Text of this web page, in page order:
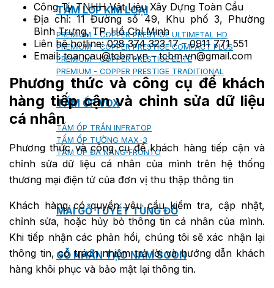
TẤM LỢP KIM LOẠI
PREMIUM - COPPER PRESTIGE ULTIMETAL HD
PREMIUM - COPPER PRESTIGE COMPACT PLUS
PREMIUM - COPPER PRESTIGE ELITE
PREMIUM - COPPER PRESTIGE TRADITIONAL
TẤM ỐP VOX
TẤM ỐP TRẦN INFRATOP
TẤM ỐP TƯỜNG MAX-3
TẤM ỐP ĐA NĂNG FRONTO
MÁI GỖ TUYẾT TÙNG ĐỎ
GỖ NHÂN TẠO NAM SOON
Công Ty TNHH Vật Liệu Xây Dựng Toàn Cầu
Địa chỉ: 11 Đường số 49, Khu phố 3, Phường
Bình Trưng, TP. Hồ Chí Minh
Liên hệ hotline: 028 374 323 17 – 0911 771 551
Email: toancau@tcbm.vn – tcbm.vn@gmail.com
Phương thức và công cụ để khách
hàng tiếp cận và chỉnh sửa dữ liệu
cá nhân
Phương thức và công cụ để khách hàng tiếp cận và
chỉnh sửa dữ liệu cá nhân của mình trên hệ thống
thương mại điện tử của đơn vị thu thập thông tin
Khách hàng có quyền yêu cầu kiểm tra, cập nhật,
chỉnh sửa, hoặc hủy bỏ thông tin cá nhân của mình.
Khi tiếp nhận các phản hồi, chúng tôi sẽ xác nhận lại
thông tin, có trách nhiệm trả lời và hướng dẫn khách
hàng khôi phục và bảo mật lại thông tin.